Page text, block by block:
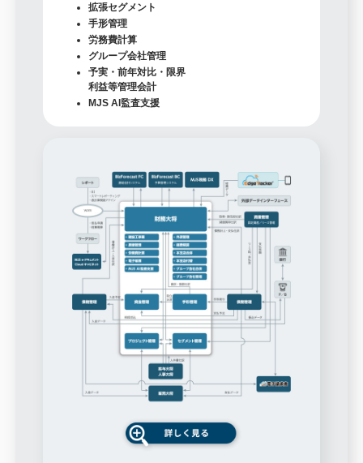
拡張セグメント
手形管理
労務費計算
グループ会社管理
予実・前年対比・限界
利益等管理会計
MJS AI監査支援